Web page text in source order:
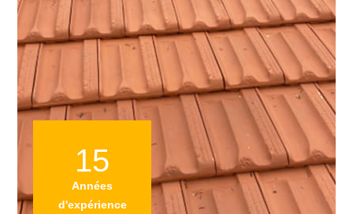
15
Années
d'expérience